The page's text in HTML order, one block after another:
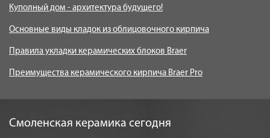
Куполный дом - архитектура будущего!
Основные виды кладок из облицовочного кирпича
Правила укладки керамических блоков Braer
Преимущества керамического кирпича Braer Pro
Инструкция по укладке тротуарной плитки BRAER
Смоленская керамика сегодня